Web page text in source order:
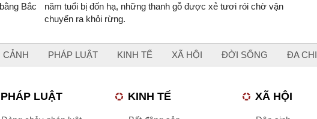
Bắc
năm tuổi bị đốn hạ, những thanh gỗ được xẻ tươi rói chờ vận
chuyển ra khỏi rừng.
CẢNH PHÁP LUẬT KINH TẾ XÃ HỘI ĐỜI SỐNG ĐA
PHÁP LUẬT KINH TẾ XÃ HỘI